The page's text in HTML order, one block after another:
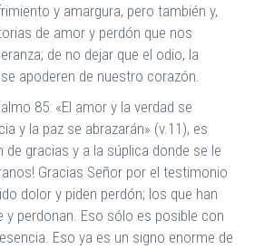
y amargura, pero también y,
de amor y perdón que nos
de no dejar que el odio, la
apoderen de nuestro corazón.
85: «El amor y la verdad se
y la paz se abrazarán» (v.11), es
gracias y a la súplica donde se le
Gracias Señor por el testimonio
dolor y piden perdón; los que han
y perdonan. Eso sólo es posible con
Eso ya es un signo enorme de